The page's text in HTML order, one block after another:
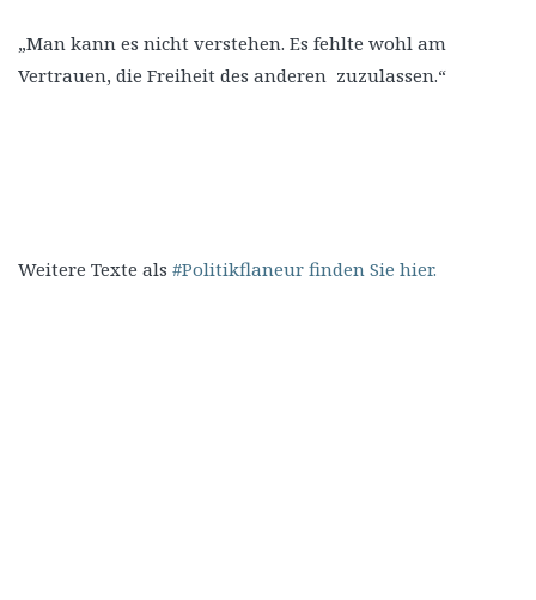
„Man kann es nicht verstehen. Es fehlte wohl am
Vertrauen, die Freiheit des anderen zuzulassen.“
Weitere Texte als #Politikflaneur finden Sie hier.